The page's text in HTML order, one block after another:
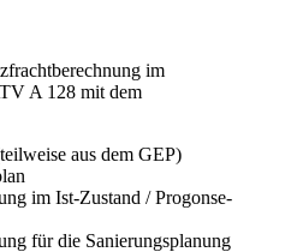
im
A 128 mit dem
aus dem GEP)
im Ist-Zustand / Progonse-
für die Sanierungsplanung